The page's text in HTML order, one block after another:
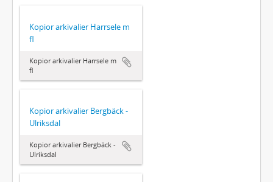
Kopior arkivalier Harrsele m
fl
Kopior arkivalier Harrsele m
fl
Kopior arkivalier Bergbäck -
Ulriksdal
Kopior arkivalier Bergbäck -
Ulriksdal